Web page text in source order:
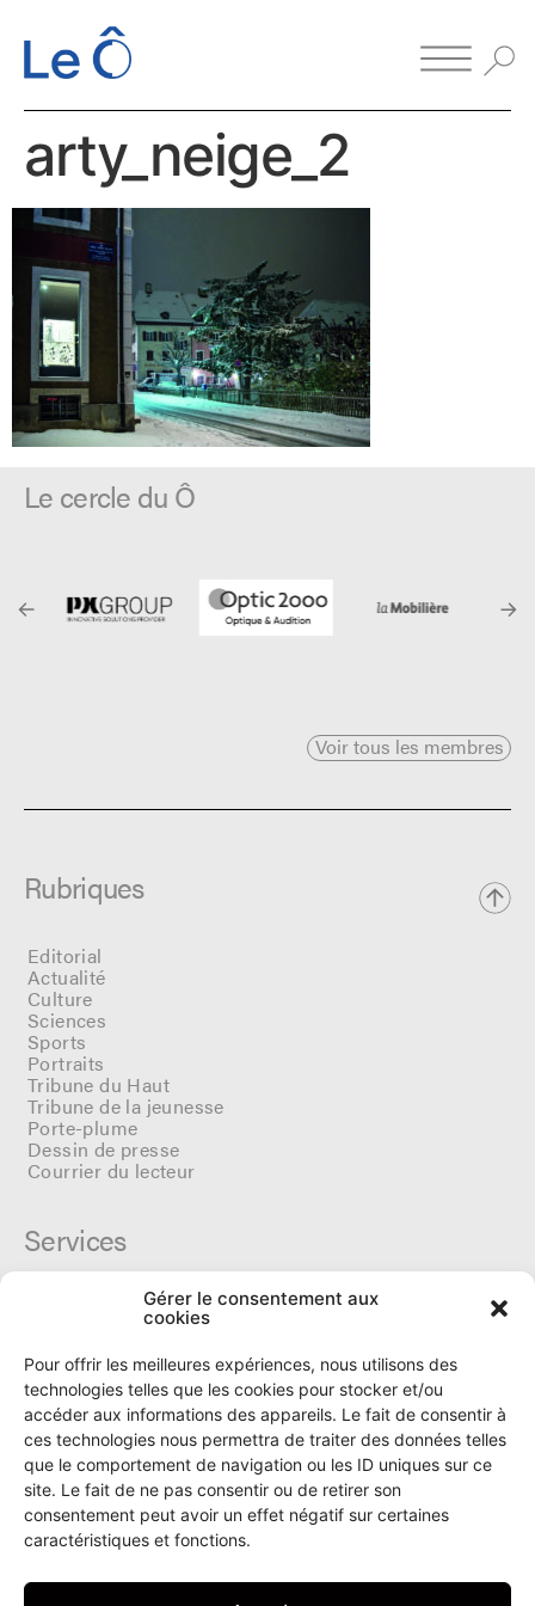
Gérer le consentement aux
cookies
Pour offrir les meilleures expériences, nous utilisons des
technologies telles que les cookies pour stocker et/ou
accéder aux informations des appareils. Le fait de consentir à
ces technologies nous permettra de traiter des données telles
que le comportement de navigation ou les ID uniques sur ce
site. Le fait de ne pas consentir ou de retirer son
consentement peut avoir un effet négatif sur certaines
caractéristiques et fonctions.
arty_neige_2
Le cercle du Ô
Voir tous les membres
Rubriques
Editorial
Actualité
Culture
Sciences
Sports
Portraits
Tribune du Haut
Tribune de la jeunesse
Porte-plume
Dessin de presse
Courrier du lecteur
Services
Archives
Tarifs et dates de parutions
Politique de cookies
Politique de confidentialité
Le Ô
2300 La Chaux-de-Fonds